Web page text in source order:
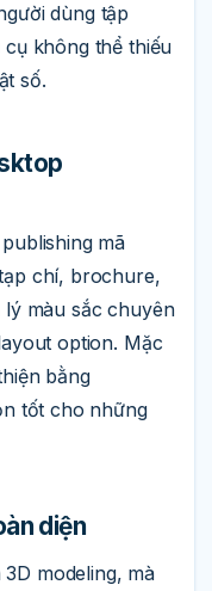
dùng tập
không thể thiếu
số.
mã
chí, brochure,
màu sắc chuyên
option. Mặc
bằng
tốt cho những
diện
modeling, mà